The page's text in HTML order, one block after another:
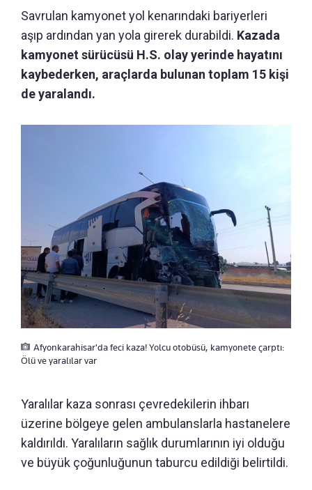
Savrulan kamyonet yol kenarındaki bariyerleri
aşıp ardından yan yola girerek durabildi. Kazada
kamyonet sürücüsü H.S. olay yerinde hayatını
kaybederken, araçlarda bulunan toplam 15 kişi
de yaralandı.
Afyonkarahisar'da feci kaza! Yolcu otobüsü, kamyonete çarptı:
Ölü ve yaralılar var
Yaralılar kaza sonrası çevredekilerin ihbarı
üzerine bölgeye gelen ambulanslarla hastanelere
kaldırıldı. Yaralıların sağlık durumlarının iyi olduğu
ve büyük çoğunluğunun taburcu edildiği belirtildi.